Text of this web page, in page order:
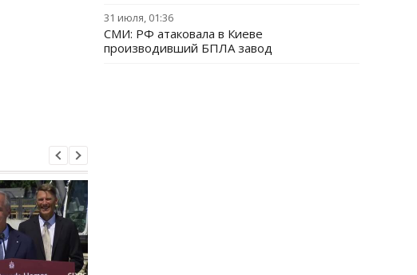
31 июля, 01:36
СМИ: РФ атаковала в Киеве
производивший БПЛА завод